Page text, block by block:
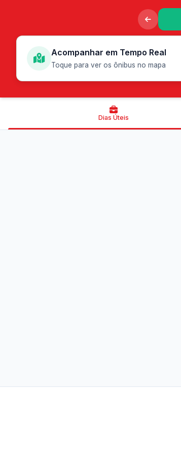
Acompanhar em Tempo Real
Toque para ver os ônibus no mapa
Dias Úteis